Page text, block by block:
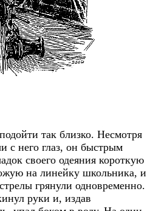
так близко. Несмотря
с него глаз, он быстрым
своего одеяния короткую
на линейку школьника, и
грянули одновременно.
руки и, издав